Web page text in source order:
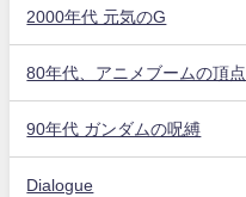
2000年代 元気のG
80年代、アニメブームの頂点
90年代 ガンダムの呪縛
Dialogue